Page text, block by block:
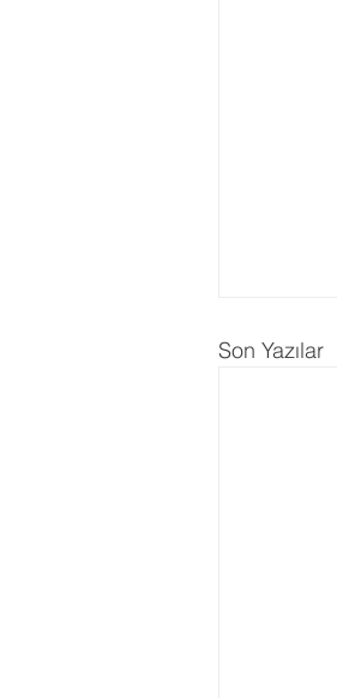
Son Yazılar